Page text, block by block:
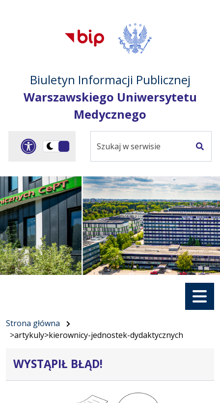
głównego menu
serwisu
Biuletyn Informacji Publicznej
Warszawskiego Uniwersytetu
Medycznego
Panel dostosowania
Przełącz
ciemną
serwisie
Menu
Strona główna
>artykuly>kierownicy-jednostek-dydaktycznych
WYSTĄPIŁ BŁĄD!